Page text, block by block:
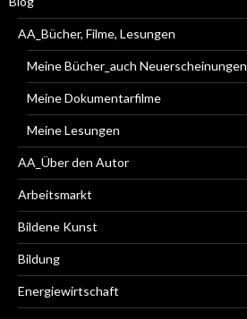
AA_Bücher, Filme, Lesungen
Meine Bücher_auch Neuerscheinungen
Meine Dokumentarfilme
Meine Lesungen
AA_Über den Autor
Arbeitsmarkt
Bildene Kunst
Bildung
Energiewirtschaft